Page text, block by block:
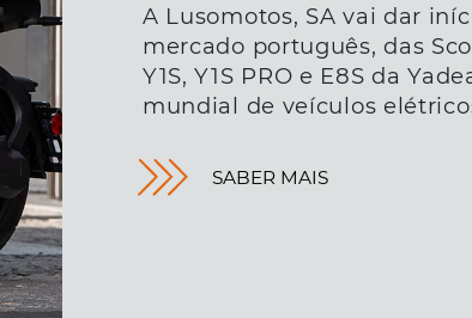
A Lusomotos, SA vai dar
mercado português, das
Y1S, Y1S PRO e E8S da
mundial de veículos
SABER MAIS